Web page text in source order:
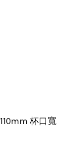
杯口寬